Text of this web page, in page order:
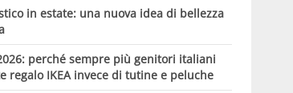
in estate: una nuova idea di bellezza
perché sempre più genitori italiani
regalo IKEA invece di tutine e peluche